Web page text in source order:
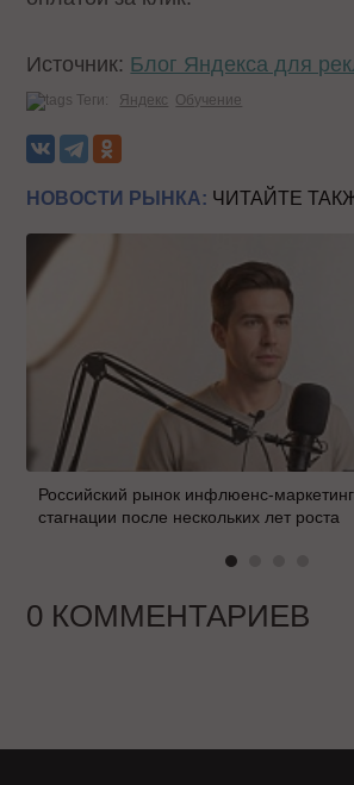
Источник: Блог Яндекса для
Теги: Яндекс Обучение
НОВОСТИ РЫНКА: ЧИТАЙТЕ
Российский рынок инфлюенс-
стагнации после нескольких лет роста
0 КОММЕНТАРИЕВ